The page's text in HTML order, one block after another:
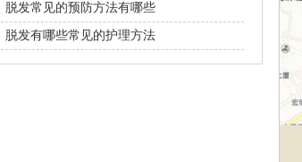
脱发常见的预防方法有哪些
脱发有哪些常见的护理方法